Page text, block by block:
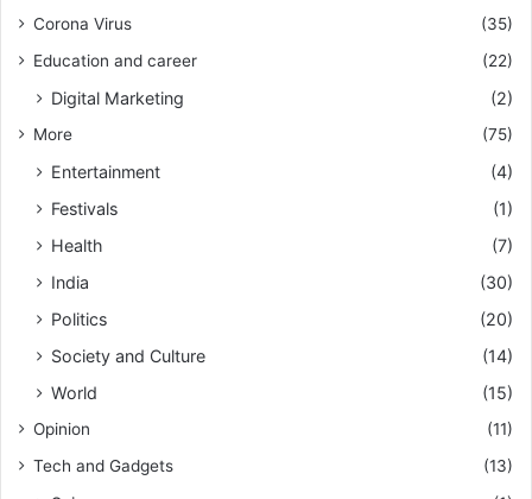
Corona Virus
(35)
Education and career
(22)
Digital Marketing (2)
More (75)
Entertainment
(4)
Festivals
(1)
Health
(7)
India
(30)
Politics
(20)
Society and Culture
(14)
World
(15)
Opinion
(11)
Tech and Gadgets
(13)